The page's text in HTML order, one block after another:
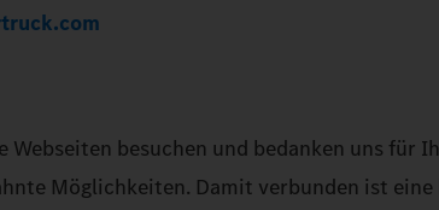
Webseiten besuchen und bedanken uns
Möglichkeiten. Damit verbunden ist